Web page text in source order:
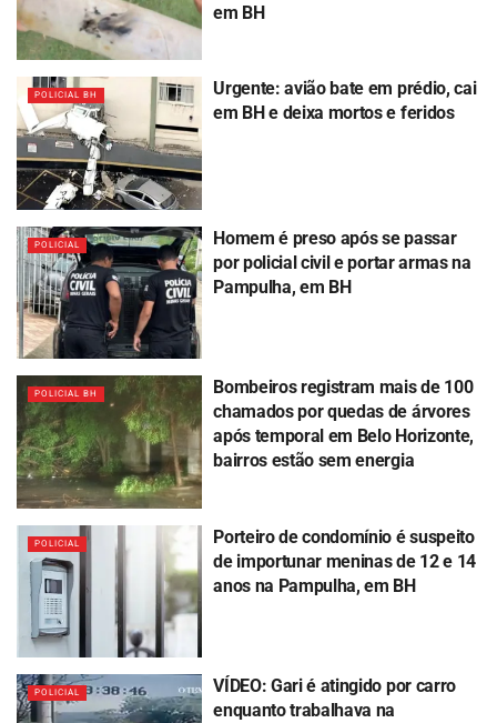
em BH
POLICIAL BH
Urgente: avião bate em prédio, cai
em BH e deixa mortos e feridos
POLICIAL
Homem é preso após se passar
por policial civil e portar armas na
Pampulha, em BH
POLICIAL BH
Bombeiros registram mais de 100
chamados por quedas de árvores
após temporal em Belo Horizonte,
bairros estão sem energia
POLICIAL
Porteiro de condomínio é suspeito
de importunar meninas de 12 e 14
anos na Pampulha, em BH
POLICIAL
VÍDEO: Gari é atingido por carro
enquanto trabalhava na